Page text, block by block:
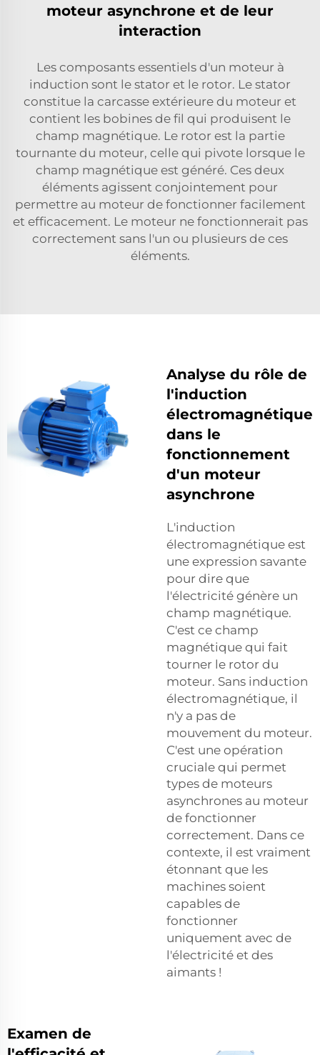
moteur asynchrone et de leur
interaction
Les composants essentiels d'un moteur à
induction sont le stator et le rotor. Le stator
constitue la carcasse extérieure du moteur et
contient les bobines de fil qui produisent le
champ magnétique. Le rotor est la partie
tournante du moteur, celle qui pivote lorsque le
champ magnétique est généré. Ces deux
éléments agissent conjointement pour
permettre au moteur de fonctionner facilement
et efficacement. Le moteur ne fonctionnerait pas
correctement sans l'un ou plusieurs de ces
éléments.
Analyse du rôle de
l'induction
électromagnétique
dans le
fonctionnement
d'un moteur
asynchrone
L'induction
électromagnétique est
une expression savante
pour dire que
l'électricité génère un
champ magnétique.
C'est ce champ
magnétique qui fait
tourner le rotor du
moteur. Sans induction
électromagnétique, il
n'y a pas de
mouvement du moteur.
C'est une opération
cruciale qui permet
types de moteurs
asynchrones au moteur
de fonctionner
correctement. Dans ce
contexte, il est vraiment
étonnant que les
machines soient
capables de
fonctionner
uniquement avec de
l'électricité et des
aimants !
Examen de